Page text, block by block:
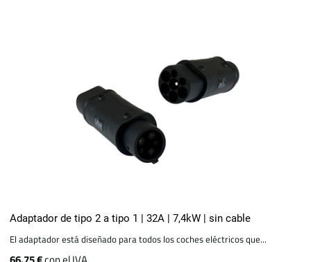
Adaptador de tipo 2 a tipo 1 | 32A | 7,4kW | sin cable
El adaptador está diseñado para todos los coches eléctricos que...